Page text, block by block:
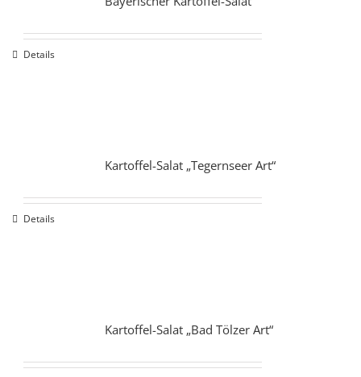
Details
Kartoffel-Salat „Tegernseer Art“
Details
Kartoffel-Salat „Bad Tölzer Art“